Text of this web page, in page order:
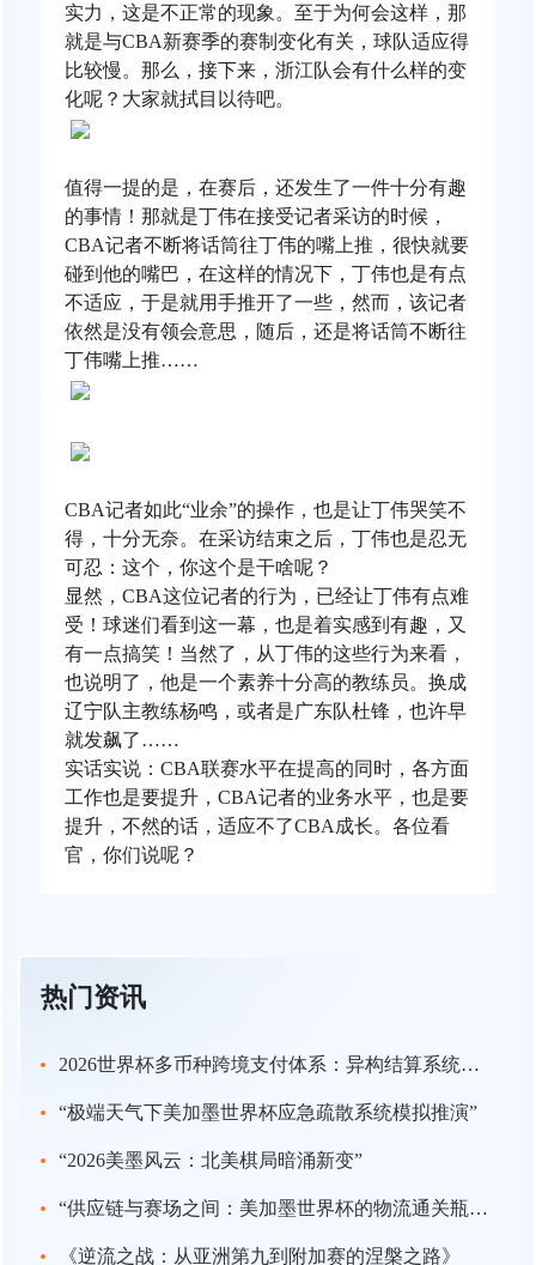
实力，这是不正常的现象。至于为何会这样，那
就是与CBA新赛季的赛制变化有关，球队适应得
比较慢。那么，接下来，浙江队会有什么样的变
化呢？大家就拭目以待吧。
值得一提的是，在赛后，还发生了一件十分有趣
的事情！那就是丁伟在接受记者采访的时候，
CBA记者不断将话筒往丁伟的嘴上推，很快就要
碰到他的嘴巴，在这样的情况下，丁伟也是有点
不适应，于是就用手推开了一些，然而，该记者
依然是没有领会意思，随后，还是将话筒不断往
丁伟嘴上推……
CBA记者如此“业余”的操作，也是让丁伟哭笑不
得，十分无奈。在采访结束之后，丁伟也是忍无
可忍：这个，你这个是干啥呢？
显然，CBA这位记者的行为，已经让丁伟有点难
受！球迷们看到这一幕，也是着实感到有趣，又
有一点搞笑！当然了，从丁伟的这些行为来看，
也说明了，他是一个素养十分高的教练员。换成
辽宁队主教练杨鸣，或者是广东队杜锋，也许早
就发飙了……
实话实说：CBA联赛水平在提高的同时，各方面
工作也是要提升，CBA记者的业务水平，也是要
提升，不然的话，适应不了CBA成长。各位看
官，你们说呢？
热门资讯
2026世界杯多币种跨境支付体系：异构结算系统的互操作瓶颈与协同发展路径
“极端天气下美加墨世界杯应急疏散系统模拟推演”
“2026美墨风云：北美棋局暗涌新变”
“供应链与赛场之间：美加墨世界杯的物流通关瓶颈”
《逆流之战：从亚洲第九到附加赛的涅槃之路》